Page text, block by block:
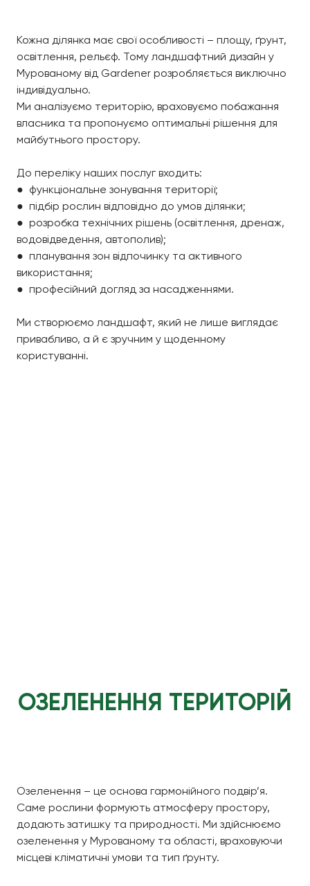
Кожна ділянка має свої особливості – площу, ґрунт,
освітлення, рельєф. Тому ландшафтний дизайн у
Мурованому від Gardener розробляється виключно
індивідуально.
Ми аналізуємо територію, враховуємо побажання
власника та пропонуємо оптимальні рішення для
майбутнього простору.
До переліку наших послуг входить:
● функціональне зонування території;
● підбір рослин відповідно до умов ділянки;
● розробка технічних рішень (освітлення, дренаж,
водовідведення, автополив);
● планування зон відпочинку та активного
використання;
● професійний догляд за насадженнями.
Ми створюємо ландшафт, який не лише виглядає
привабливо, а й є зручним у щоденному
користуванні.
ОЗЕЛЕНЕННЯ ТЕРИТОРІЙ
Озеленення – це основа гармонійного подвір’я.
Саме рослини формують атмосферу простору,
додають затишку та природності. Ми здійснюємо
озеленення у Мурованому та області, враховуючи
місцеві кліматичні умови та тип ґрунту.